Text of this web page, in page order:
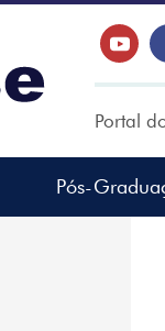
Portal
Pós-